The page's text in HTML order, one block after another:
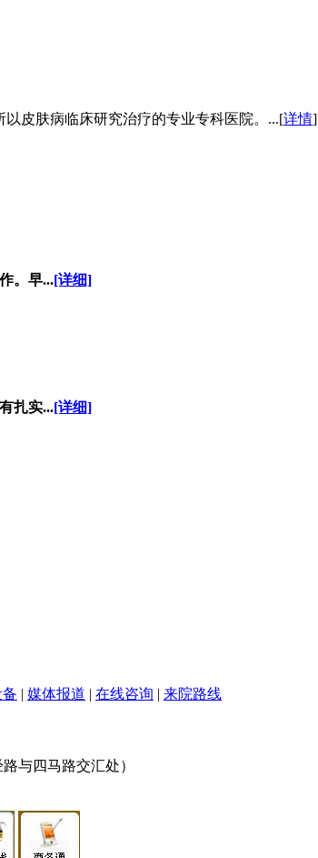
皮肤病临床研究治疗的专业专科医院。...[详情]
。早...[详细]
扎实...[详细]
| 媒体报道 | 在线咨询 | 来院路线
与四马路交汇处）